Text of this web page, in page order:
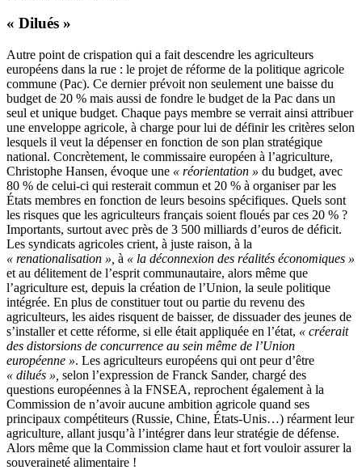
« Dilués »
Autre point de crispation qui a fait descendre les agriculteurs
européens dans la rue : le projet de réforme de la politique agricole
commune (Pac). Ce dernier prévoit non seulement une baisse du
budget de 20 % mais aussi de fondre le budget de la Pac dans un
seul et unique budget. Chaque pays membre se verrait ainsi attribuer
une enveloppe agricole, à charge pour lui de définir les critères selon
lesquels il veut la dépenser en fonction de son plan stratégique
national. Concrètement, le commissaire européen à l’agriculture,
Christophe Hansen, évoque une « réorientation » du budget, avec
80 % de celui-ci qui resterait commun et 20 % à organiser par les
États membres en fonction de leurs besoins spécifiques. Quels sont
les risques que les agriculteurs français soient floués par ces 20 % ?
Importants, surtout avec près de 3 500 milliards d’euros de déficit.
Les syndicats agricoles crient, à juste raison, à la
« renationalisation », à « la déconnexion des réalités économiques »
et au délitement de l’esprit communautaire, alors même que
l’agriculture est, depuis la création de l’Union, la seule politique
intégrée. En plus de constituer tout ou partie du revenu des
agriculteurs, les aides risquent de baisser, de dissuader des jeunes de
s’installer et cette réforme, si elle était appliquée en l’état, « créerait
des distorsions de concurrence au sein même de l’Union
européenne ». Les agriculteurs européens qui ont peur d’être
« dilués », selon l’expression de Franck Sander, chargé des
questions européennes à la FNSEA, reprochent également à la
Commission de n’avoir aucune ambition agricole quand ses
principaux compétiteurs (Russie, Chine, États-Unis…) réarment leur
agriculture, allant jusqu’à l’intégrer dans leur stratégie de défense.
Alors même que la Commission clame haut et fort vouloir assurer la
souveraineté alimentaire !